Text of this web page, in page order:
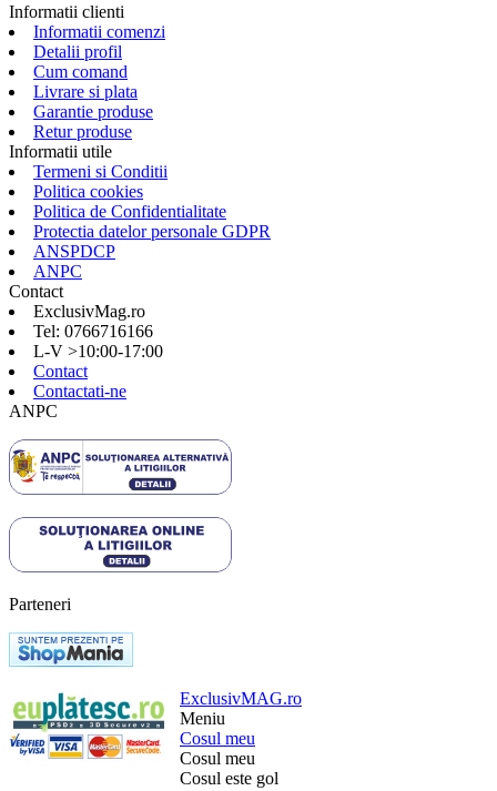
Informatii clienti
Informatii comenzi
Detalii profil
Cum comand
Livrare si plata
Garantie produse
Retur produse
Informatii utile
Termeni si Conditii
Politica cookies
Politica de Confidentialitate
Protectia datelor personale GDPR
ANSPDCP
ANPC
Contact
ExclusivMag.ro
Tel: 0766716166
L-V >10:00-17:00
Contact
Contactati-ne
ANPC
Parteneri
ExclusivMAG.ro
Meniu
Cosul meu
Cosul meu
Cosul este gol